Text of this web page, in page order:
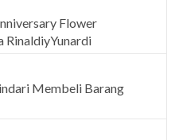
Flower
RinaldiyYunardi
Membeli Barang